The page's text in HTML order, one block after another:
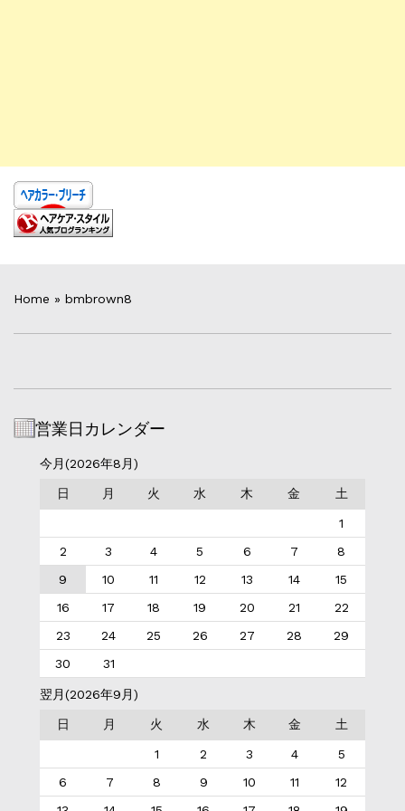
Home » bmbrown8
営業日カレンダー
今月(2026年8月)
日 月 火 水 木 金 土
1
2
3 4 5 6 7
8
9
10 11 12 13 14
15
16
17 18 19 20 21
22
23
24 25 26 27 28
29
30
31
翌月(2026年9月)
日 月 火 水 木 金 土
1 2 3 4
5
6
7 8 9 10 11
12